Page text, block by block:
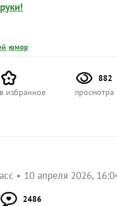
,юмор
в избранное
882
просмотра
10 апреля 2026,
2486